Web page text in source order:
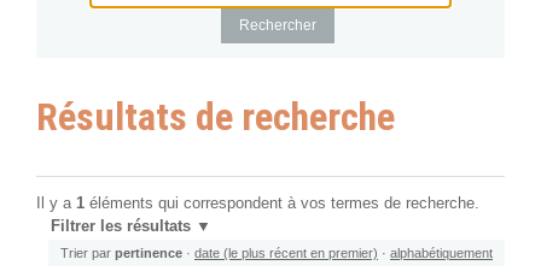
Résultats de recherche
Il y a 1 éléments qui correspondent à vos termes de recherche.
Filtrer les résultats
Trier par pertinence · date (le plus récent en premier) · alphabétiquement